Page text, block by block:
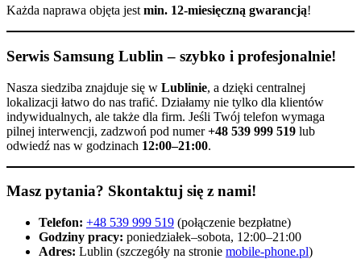
Każda naprawa objęta jest min. 12-miesięczną gwarancją!
Serwis Samsung Lublin – szybko i profesjonalnie!
Nasza siedziba znajduje się w Lublinie, a dzięki centralnej
lokalizacji łatwo do nas trafić. Działamy nie tylko dla klientów
indywidualnych, ale także dla firm. Jeśli Twój telefon wymaga
pilnej interwencji, zadzwoń pod numer+48 539 999 519 lub
odwiedź nas w godzinach 12:00–21:00.
Masz pytania? Skontaktuj się z nami!
Telefon: +48 539 999 519 (połączenie bezpłatne)
Godziny pracy: poniedziałek–sobota, 12:00–21:00
Adres: Lublin (szczegóły na stronie mobile-phone.pl)